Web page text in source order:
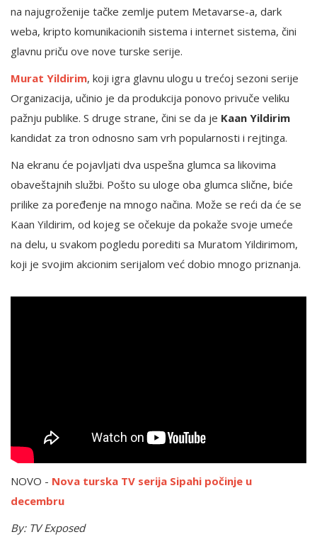
na najugroženije tačke zemlje putem Metavarse-a, dark
weba, kripto komunikacionih sistema i internet sistema, čini
glavnu priču ove nove turske serije.
Murat Yildirim, koji igra glavnu ulogu u trećoj sezoni serije
Organizacija, učinio je da produkcija ponovo privuče veliku
pažnju publike. S druge strane, čini se da je Kaan Yildirim
kandidat za tron odnosno sam vrh popularnosti i rejtinga.
Na ekranu će pojavljati dva uspešna glumca sa likovima
obaveštajnih službi. Pošto su uloge oba glumca slične, biće
prilike za poređenje na mnogo načina. Može se reći da će se
Kaan Yildirim, od kojeg se očekuje da pokaže svoje umeće
na delu, u svakom pogledu porediti sa Muratom Yildirimom,
koji je svojim akcionim serijalom već dobio mnogo priznanja.
NOVO - Nova turska TV serija Sipahi počinje u
decembru
By: TV Exposed